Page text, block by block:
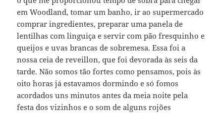
em Woodland, tomar um banho, ir ao supermercado
comprar ingredientes, preparar uma panela de
lentilhas com linguiça e servir com pão fresquinho e
queijos e uvas brancas de sobremesa. Essa foi a
nossa ceia de reveillon, que foi devorada às seis da
tarde. Não somos tão fortes como pensamos, pois às
oito horas já estavamos dormindo e só fomos
acordados uns minutos antes da meia noite pela
festa dos vizinhos e o som de alguns rojões